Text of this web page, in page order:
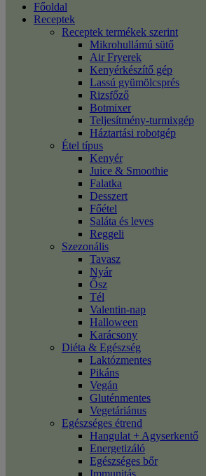
Főoldal
Receptek
Receptek termékek szerint
Mikrohullámú sütő
Air Fryerek
Kenyérkészítő gép
Lassú gyümölcsprés
Rizsfőző
Botmixer
Teljesítmény-turmixgép
Háztartási robotgép
Étel típus
Kenyér
Juice & Smoothie
Falatka
Desszert
Főétel
Saláta és leves
Reggeli
Szezonális
Tavasz
Nyár
Ősz
Tél
Valentin-nap
Halloween
Karácsony
Diéta & Egészség
Laktózmentes
Pikáns
Vegán
Gluténmentes
Vegetáriánus
Egészséges étrend
Hangulat + Agyserkentő
Energetizáló
Egészséges bőr
Immunitás